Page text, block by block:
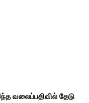
வலைப்பதிவில் தேடு